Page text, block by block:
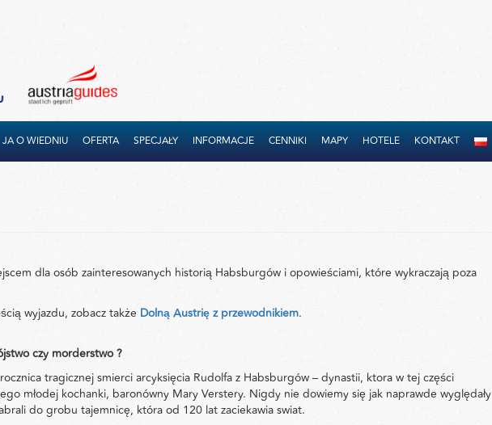
JA O WIEDNIU OFERTA SPECJAŁY INFORMACJE CENNIKI MAPY HOTELE KONTAKT
dla osób zainteresowanych historią Habsburgów i opowieściami, które wykraczają poza
wyjazdu, zobacz także Dolną Austrię z przewodnikiem.
czy morderstwo ?
tragicznej smierci arcyksięcia Rudolfa z Habsburgów – dynastii, ktora w tej części
młodej kochanki, baronówny Mary Verstery. Nigdy nie dowiemy się jak naprawde wyględały
do grobu tajemnicę, która od 120 lat zaciekawia swiat.